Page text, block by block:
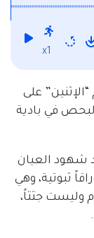
x1
على
في بادية
ديرالزور24 قال أحد شهود العيان
ثبوتية، وهي
وليست جثثاً،